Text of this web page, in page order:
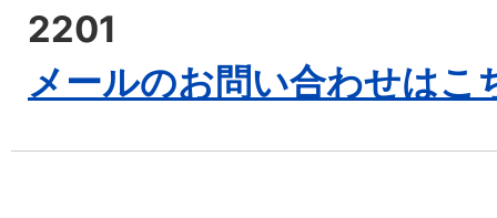
2201
メールのお問い合わせはこ